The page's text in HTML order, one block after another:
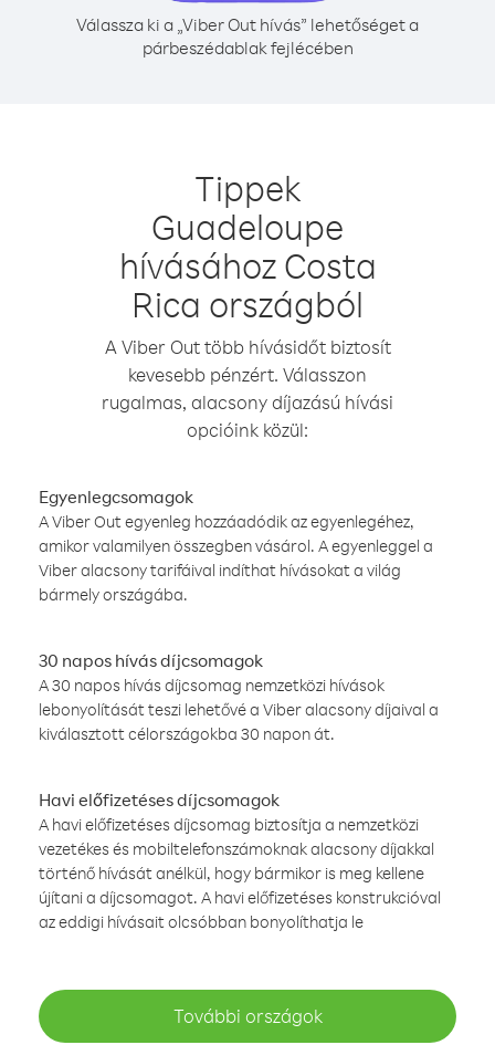
Válassza ki a „Viber Out hívás” lehetőséget a
párbeszédablak fejlécében
Tippek
Guadeloupe
hívásához Costa
Rica országból
A Viber Out több hívásidőt biztosít
kevesebb pénzért. Válasszon
rugalmas, alacsony díjazású hívási
opcióink közül:
Egyenlegcsomagok
A Viber Out egyenleg hozzáadódik az egyenlegéhez,
amikor valamilyen összegben vásárol. A egyenleggel a
Viber alacsony tarifáival indíthat hívásokat a világ
bármely országába.
30 napos hívás díjcsomagok
A 30 napos hívás díjcsomag nemzetközi hívások
lebonyolítását teszi lehetővé a Viber alacsony díjaival a
kiválasztott célországokba 30 napon át.
Havi előfizetéses díjcsomagok
A havi előfizetéses díjcsomag biztosítja a nemzetközi
vezetékes és mobiltelefonszámoknak alacsony díjakkal
történő hívását anélkül, hogy bármikor is meg kellene
újítani a díjcsomagot. A havi előfizetéses konstrukcióval
az eddigi hívásait olcsóbban bonyolíthatja le
További országok